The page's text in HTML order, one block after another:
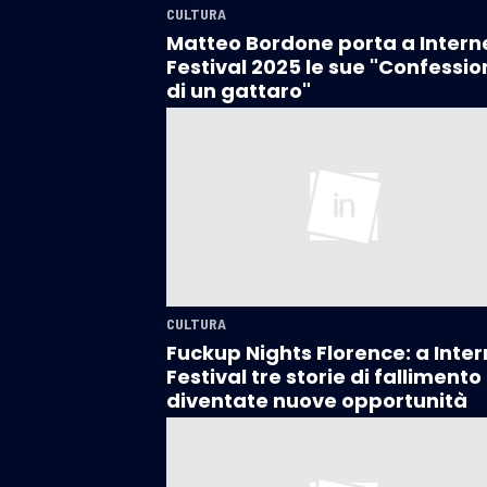
CULTURA
Matteo Bordone porta a
Festival 2025 le sue
di un gattaro"
CULTURA
Fuckup Nights Florence: a
Festival tre storie di fallimento
diventate nuove opportunità